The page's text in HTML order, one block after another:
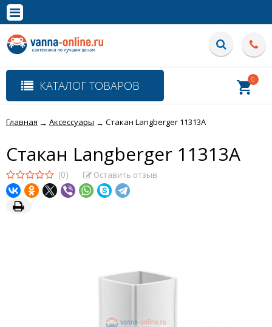
Полная версия сайта
КАТАЛОГ ТОВАРОВ 0
Главная → Аксессуары → Стакан Langberger 11313A
Стакан Langberger 11313A
(0) Оставить отзыв